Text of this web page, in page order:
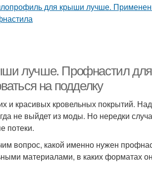
лучше. Профнастил
на подделку
и красивых кровельных покрытий.
не выйдет из моды. Но нередки
потеки.
вопрос, какой именно нужен
материалами, в каких форматах